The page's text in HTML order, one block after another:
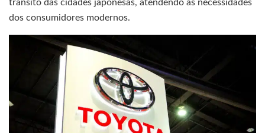
trânsito das cidades japonesas, atendendo às necessidades
dos consumidores modernos.